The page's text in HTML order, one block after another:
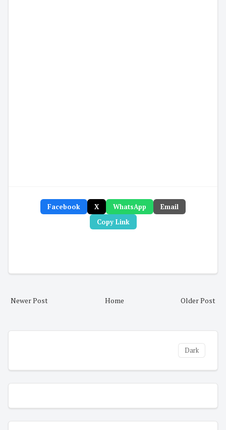
Facebook X WhatsApp
Email
Copy Link
Newer Post Older Post
Home
Dark